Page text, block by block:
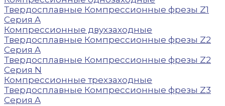
Твердосплавные Компрессионные фрезы Z1
Серия A
Компрессионные двухзаходные
Твердосплавные Компрессионные фрезы Z2
Серия A
Твердосплавные Компрессионные фрезы Z2
Серия N
Компрессионные трехзаходные
Твердосплавные Компрессионные фрезы Z3
Серия A